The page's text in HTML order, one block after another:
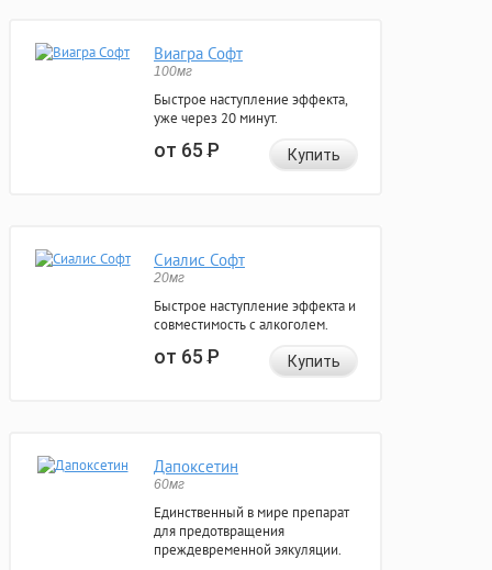
Виагра Софт
100мг
Быстрое наступление эффекта,
уже через 20 минут.
от 65Р Купить
Сиалис Софт
20мг
Быстрое наступление эффекта и
совместимость с алкоголем.
от 65Р Купить
Дапоксетин
60мг
Единственный в мире препарат
для предотвращения
преждевременной эякуляции.